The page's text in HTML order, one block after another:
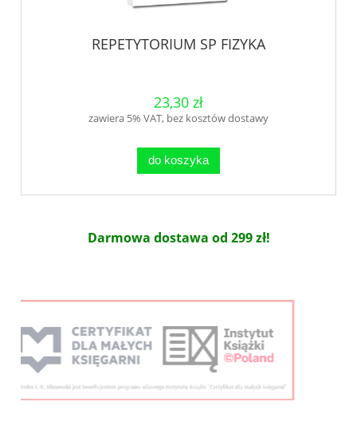
REPETYTORIUM SP FIZYKA
23,30 zł
zawiera 5% VAT, bez kosztów dostawy
do koszyka
Darmowa dostawa od 299 zł!